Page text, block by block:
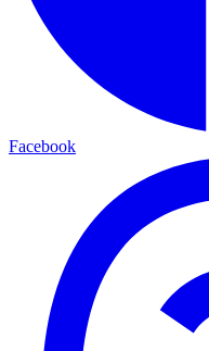
Facebook